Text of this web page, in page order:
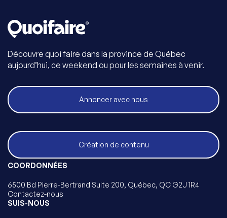
Découvre quoi faire dans la province de Québec
aujourd’hui, ce weekend ou pour les semaines à venir.
Annoncer avec nous
Création de contenu
COORDONNÉES
6500 Bd Pierre-Bertrand Suite 200, Québec, QC G2J 1R4
Contactez-nous
SUIS-NOUS